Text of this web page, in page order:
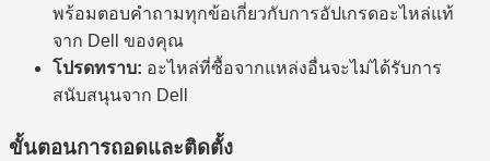
พร้อมตอบคำถามทุกข้อเกี่ยวกับการอัปเกรดอะไหล่แท้
จาก Dell ของคุณ
โปรดทราบ: อะไหล่ที่ซื้อจากแหล่งอื่นจะไม่ได้รับการ
สนับสนุนจาก Dell
ขั้นตอนการถอดและติดตั้ง